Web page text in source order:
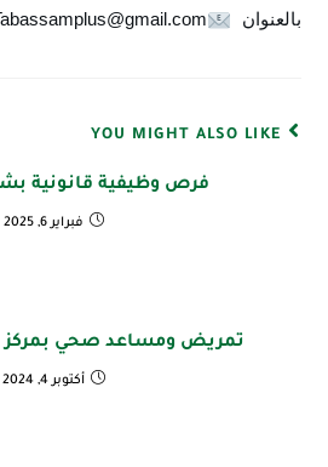
بالعنوان
YOU MIGHT ALSO LIKE
فرص وظيفية قانونية
فبراير 6, 2025
تمريض ومساعد صحي بمركز
أكتوبر 4, 2024